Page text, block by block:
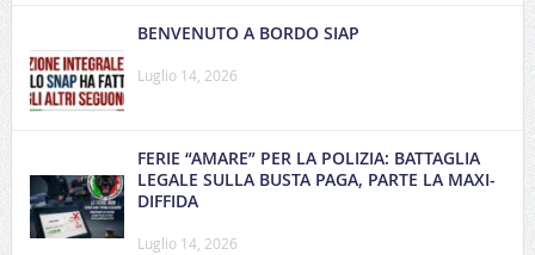
BENVENUTO A BORDO SIAP
Luglio 14, 2026
FERIE “AMARE” PER LA POLIZIA: BATTAGLIA
LEGALE SULLA BUSTA PAGA, PARTE LA MAXI-
DIFFIDA
Luglio 14, 2026